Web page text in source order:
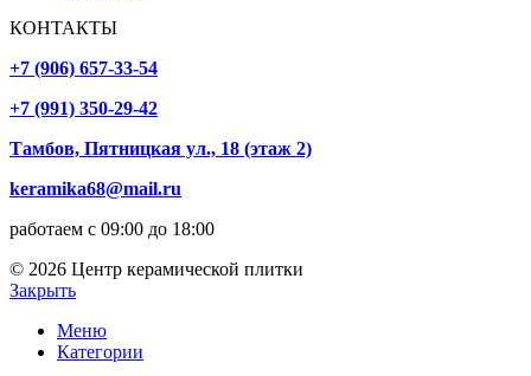
КОНТАКТЫ
+7 (906) 657-33-54
+7 (991) 350-29-42
Тамбов, Пятницкая ул., 18 (этаж 2)
keramika68@mail.ru
работаем с 09:00 до 18:00
© 2026 Центр керамической плитки
Закрыть
Меню
Категории